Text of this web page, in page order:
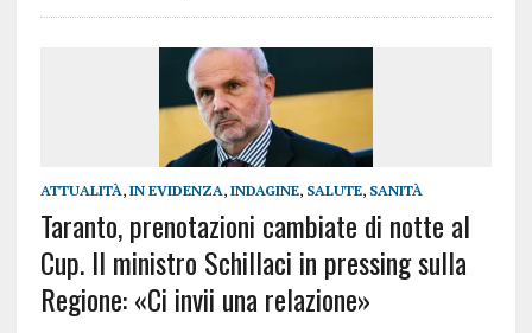
ATTUALITÀ, IN EVIDENZA, INDAGINE, SALUTE, SANITÀ
Taranto, prenotazioni cambiate di notte al
Cup. Il ministro Schillaci in pressing sulla
Regione: «Ci invii una relazione»